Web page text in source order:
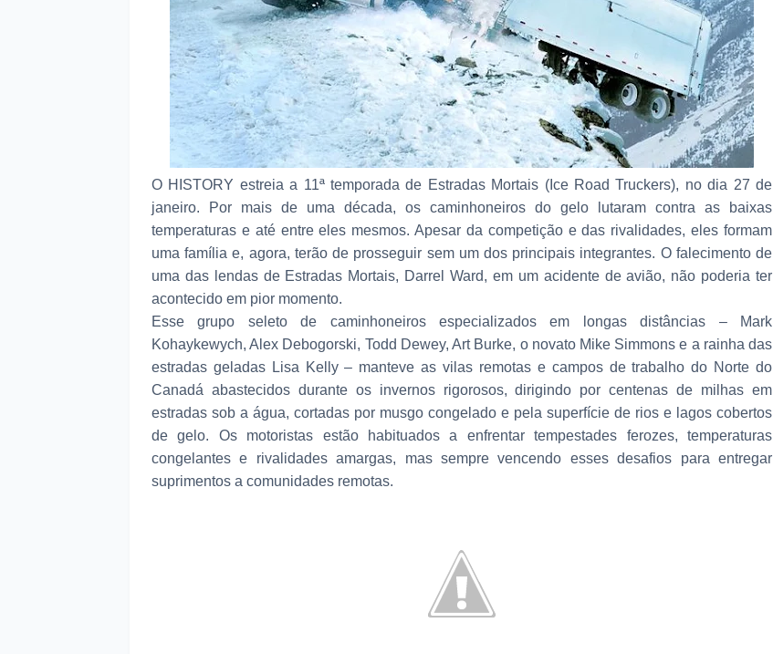
O HISTORY estreia a 11ª temporada de Estradas Mortais (Ice Road Truckers), no dia 27 de
janeiro. Por mais de uma década, os caminhoneiros do gelo lutaram contra as baixas
temperaturas e até entre eles mesmos. Apesar da competição e das rivalidades, eles formam
uma família e, agora, terão de prosseguir sem um dos principais integrantes. O falecimento de
uma das lendas de Estradas Mortais, Darrel Ward, em um acidente de avião, não poderia ter
acontecido em pior momento.
Esse grupo seleto de caminhoneiros especializados em longas distâncias – Mark
Kohaykewych, Alex Debogorski, Todd Dewey, Art Burke, o novato Mike Simmons e a rainha das
estradas geladas Lisa Kelly – manteve as vilas remotas e campos de trabalho do Norte do
Canadá abastecidos durante os invernos rigorosos, dirigindo por centenas de milhas em
estradas sob a água, cortadas por musgo congelado e pela superfície de rios e lagos cobertos
de gelo. Os motoristas estão habituados a enfrentar tempestades ferozes, temperaturas
congelantes e rivalidades amargas, mas sempre vencendo esses desafios para entregar
suprimentos a comunidades remotas.